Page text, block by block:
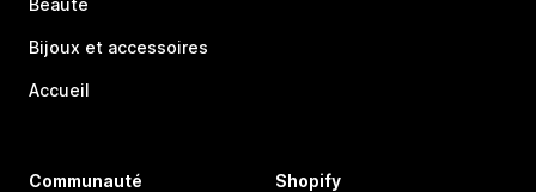
Beauté
Bijoux et accessoires
Accueil
Communauté Shopify